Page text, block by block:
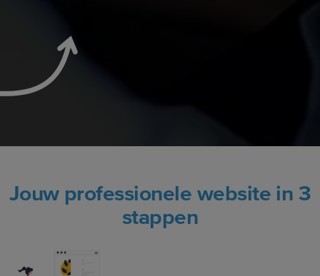
Jouw professionele website in 3
stappen